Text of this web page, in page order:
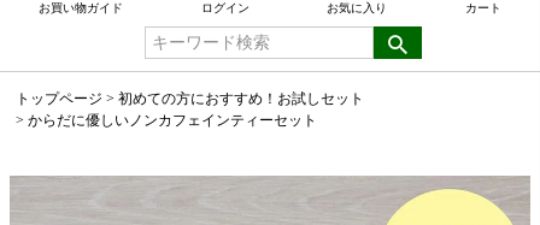
お買い物ガイド ログイン お気に入り カート
トップページ
初めての方におすすめ！お試しセット
からだに優しいノンカフェインティーセット